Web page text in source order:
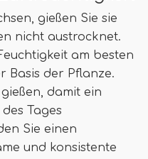
gießen Sie sie
nicht austrocknet.
am besten
Basis der Pflanze.
damit ein
Tages
Sie einen
und konsistente